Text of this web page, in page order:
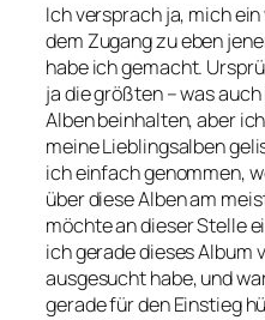
Ich versprach ja, mich
dem Zugang zu eben
habe ich gemacht.
ja die größten – was
Alben beinhalten, aber
meine Lieblingsalben
ich einfach genommen,
über diese Alben am
möchte an dieser Stelle
ich gerade dieses Album
ausgesucht habe, und
gerade für den Einstieg